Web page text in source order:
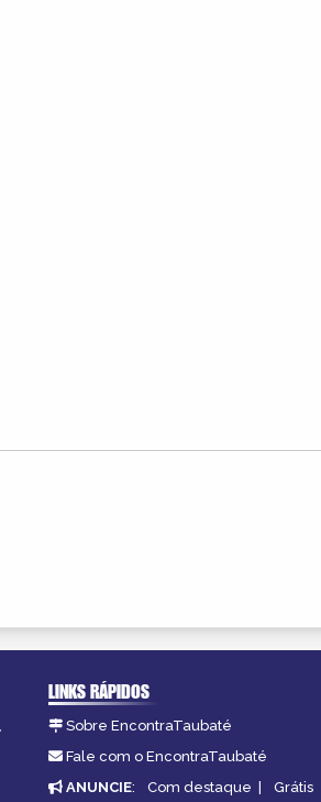
LINKS RÁPIDOS
Sobre EncontraTaubaté
Fale com o EncontraTaubaté
ANUNCIE: Com destaque | Grátis